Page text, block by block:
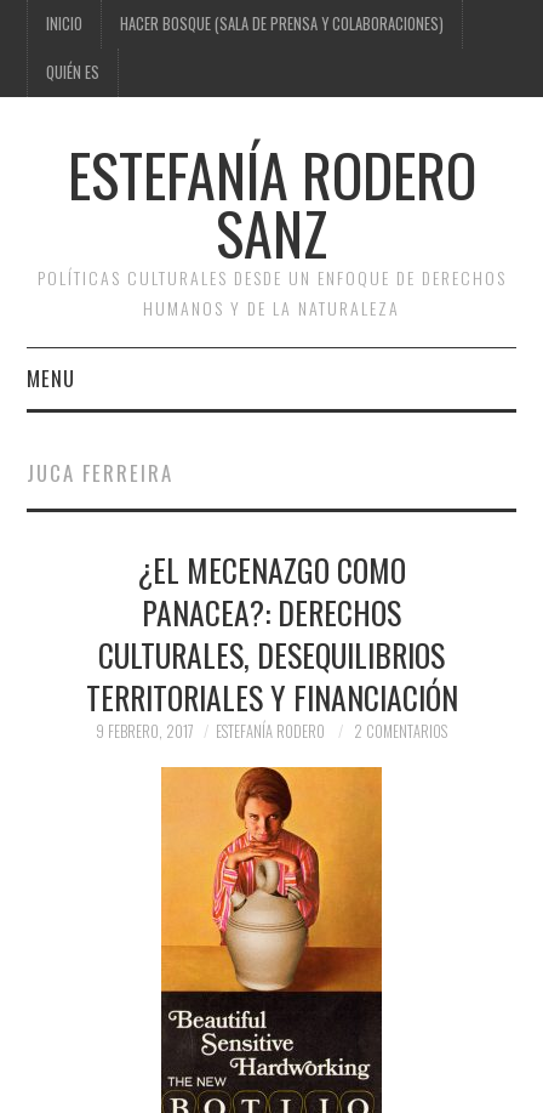
INICIO HACER BOSQUE (SALA DE PRENSA Y COLABORACIONES)
QUIÉN ES
ESTEFANÍA RODERO
SANZ
POLÍTICAS CULTURALES DESDE UN ENFOQUE DE DERECHOS
HUMANOS Y DE LA NATURALEZA
MENU
HACER BOSQUE (SALA DE
COLABORACIONES)
QUIÉN ES
JUCA FERREIRA
¿EL MECENAZGO COMO
PANACEA?: DERECHOS
CULTURALES, DESEQUILIBRIOS
TERRITORIALES Y FINANCIACIÓN
9 FEBRERO, 2017 ESTEFANÍA RODERO 2 COMENTARIOS